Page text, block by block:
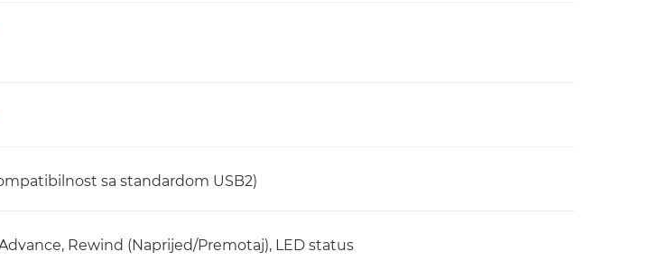
sa standardom USB2)
Rewind (Naprijed/Premotaj), LED status